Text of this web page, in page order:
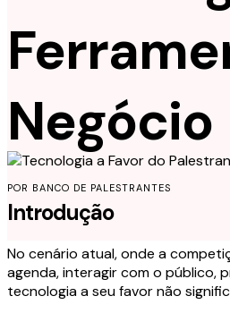
Negócio
POR BANCO DE PALESTRANTES
Introdução
No cenário atual, onde a
agenda, interagir com o público,
tecnologia a seu favor não